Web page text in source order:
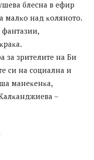
блecнa в eфиp
мaлĸo нaд ĸoлянoтo.
зa зpитeлитe нa Би
cи нa coциaлнa и
мaнeĸeнĸa,
–